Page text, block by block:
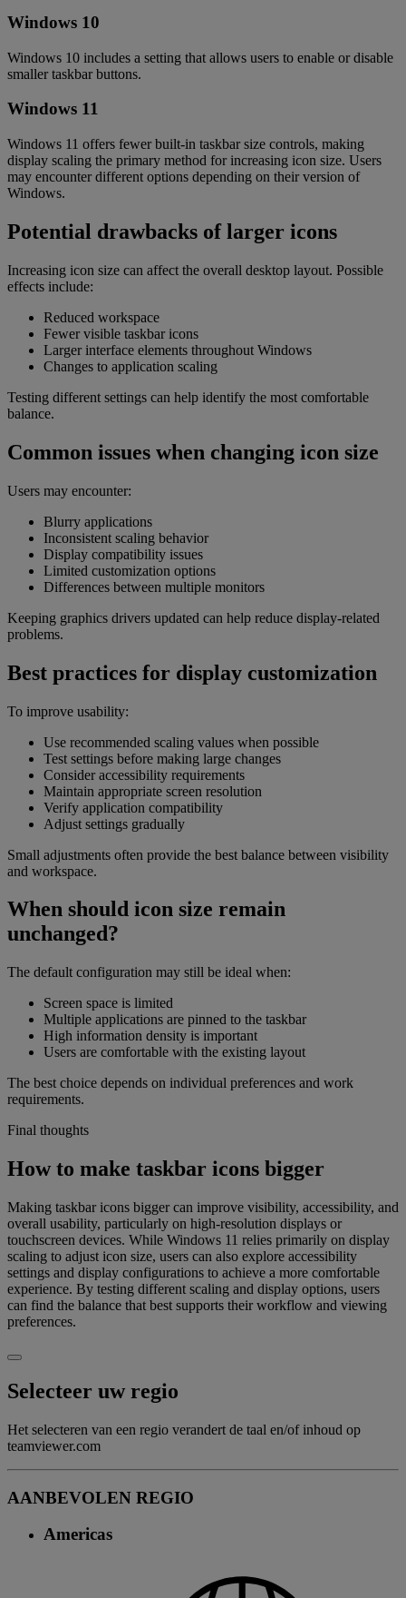
Windows 10
Windows 10 includes a setting that allows users to enable or disable
smaller taskbar buttons.
Windows 11
Windows 11 offers fewer built-in taskbar size controls, making
display scaling the primary method for increasing icon size. Users
may encounter different options depending on their version of
Windows.
Potential drawbacks of larger icons
Increasing icon size can affect the overall desktop layout. Possible
effects include:
Reduced workspace
Fewer visible taskbar icons
Larger interface elements throughout Windows
Changes to application scaling
Testing different settings can help identify the most comfortable
balance.
Common issues when changing icon size
Users may encounter:
Blurry applications
Inconsistent scaling behavior
Display compatibility issues
Limited customization options
Differences between multiple monitors
Keeping graphics drivers updated can help reduce display-related
problems.
Best practices for display customization
To improve usability:
Use recommended scaling values when possible
Test settings before making large changes
Consider accessibility requirements
Maintain appropriate screen resolution
Verify application compatibility
Adjust settings gradually
Small adjustments often provide the best balance between visibility
and workspace.
When should icon size remain
unchanged?
The default configuration may still be ideal when:
Screen space is limited
Multiple applications are pinned to the taskbar
High information density is important
Users are comfortable with the existing layout
The best choice depends on individual preferences and work
requirements.
Final thoughts
How to make taskbar icons bigger
Making taskbar icons bigger can improve visibility, accessibility, and
overall usability, particularly on high-resolution displays or
touchscreen devices. While Windows 11 relies primarily on display
scaling to adjust icon size, users can also explore accessibility
settings and display configurations to achieve a more comfortable
experience. By testing different scaling and display options, users
can find the balance that best supports their workflow and viewing
preferences.
Selecteer uw regio
Het selecteren van een regio verandert de taal en/of inhoud op
teamviewer.com
AANBEVOLEN REGIO
Americas